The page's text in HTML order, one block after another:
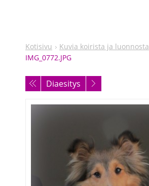
Kotisivu
Kuvia koirista ja luonnosta
IMG_0772.JPG
Diaesitys